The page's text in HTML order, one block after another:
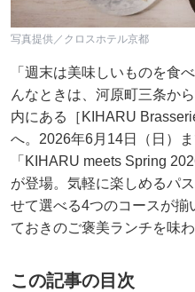
写真提供／クロスホテル京都
「週末は美味しいものを食
んなときは、河原町三条か
内にある［KIHARU
へ。2026年6月14日（日）
「KIHARU meets Spring
が登場。気軽に楽しめるパ
せて選べる4つのコースが揃
ておきのご褒美ランチを味
この記事の目次